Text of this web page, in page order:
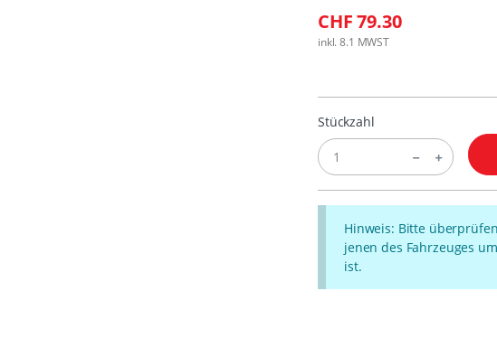
CHF 79.30
inkl. 8.1 MWST
Stückzahl
Hinweis: Bitte
jenen des Fahrzeuges
ist.